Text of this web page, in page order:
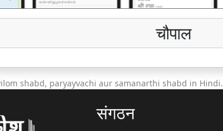
चौपाल
shabd, paryayvachi aur samanarthi shabd in Hindi.
संगठन